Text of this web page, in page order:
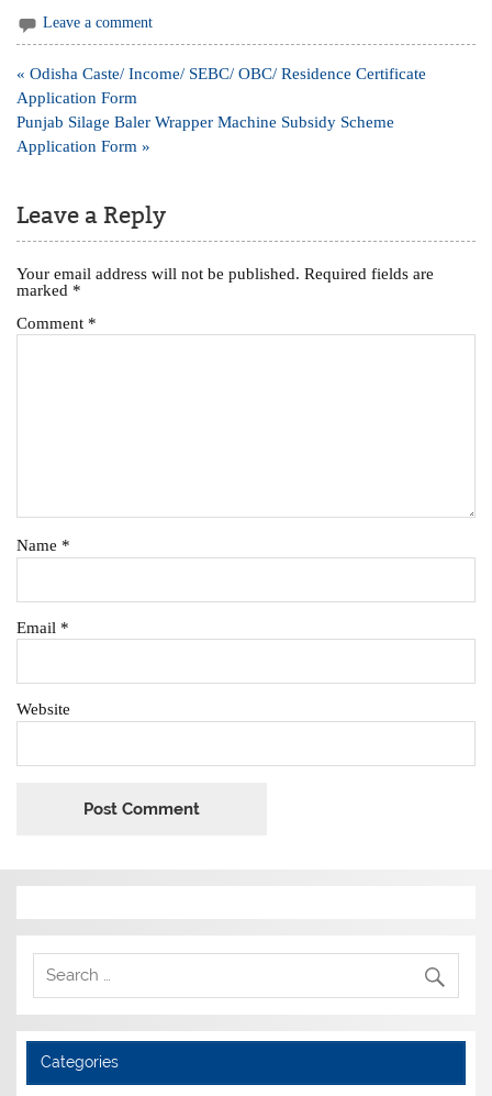
Leave a comment
Post
navigation
« Odisha Caste/ Income/ SEBC/ OBC/ Residence Certificate
Application Form
Punjab Silage Baler Wrapper Machine Subsidy Scheme
Application Form »
Leave a Reply
Your email address will not be published. Required fields are
marked *
Comment *
Name *
Email *
Website
Categories